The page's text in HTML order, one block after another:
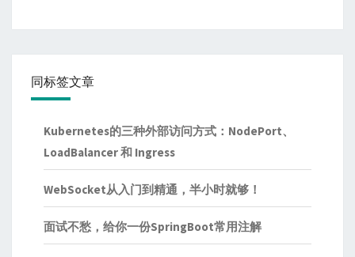
同标签文章
Kubernetes的三种外部访问方式：NodePort、
LoadBalancer 和 Ingress
WebSocket从入门到精通，半小时就够！
面试不愁，给你一份SpringBoot常用注解